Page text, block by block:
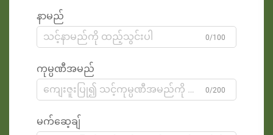
နာမည်
0/100
ကုမ္ပဏီအမည်
0/200
မက်ဆေ့ချ်